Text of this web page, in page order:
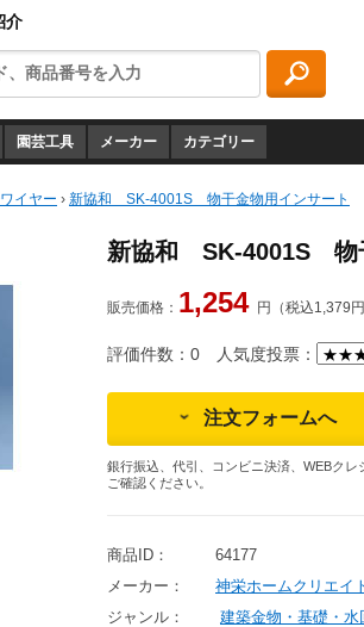
介
園芸工具 メーカー カテゴリー
イヤー › 新協和 SK-4001S 物干金物用インサート
新協和 SK-4001S 物
販売価格： 1,254 円（税込1,379円
評価件数：0 人気度投票：
注文フォームへ
銀行振込、代引、コンビニ決済、WEBク
ご確認ください。
商品ID：
64177
メーカー：
神栄ホームクリエイ
ジャンル：
建築金物・基礎・水